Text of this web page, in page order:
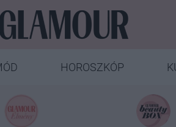
HOROSZKÓP